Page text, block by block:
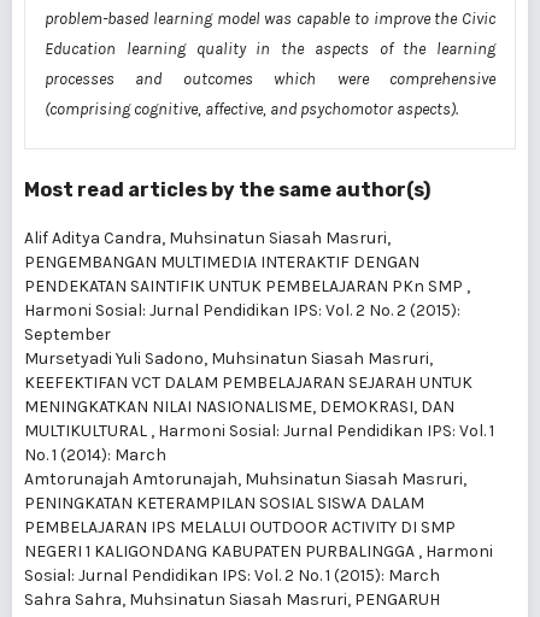
problem-based learning model was capable to improve the Civic
Education learning quality in the aspects of the learning
processes
and outcomes which were
comprehensive
(comprising cognitive, affective, and psychomotor aspects).
Most read articles by the same author(s)
Alif Aditya Candra, Muhsinatun Siasah Masruri,
PENGEMBANGAN MULTIMEDIA INTERAKTIF DENGAN
PENDEKATAN SAINTIFIK UNTUK PEMBELAJARAN PKn SMP ,
Harmoni Sosial: Jurnal Pendidikan IPS: Vol. 2 No. 2 (2015):
September
Mursetyadi Yuli Sadono, Muhsinatun Siasah Masruri,
KEEFEKTIFAN VCT DALAM PEMBELAJARAN SEJARAH UNTUK
MENINGKATKAN NILAI NASIONALISME, DEMOKRASI, DAN
MULTIKULTURAL , Harmoni Sosial: Jurnal Pendidikan IPS: Vol. 1
No. 1 (2014): March
Amtorunajah Amtorunajah, Muhsinatun Siasah Masruri,
PENINGKATAN KETERAMPILAN SOSIAL SISWA DALAM
PEMBELAJARAN IPS MELALUI OUTDOOR ACTIVITY DI SMP
NEGERI 1 KALIGONDANG KABUPATEN PURBALINGGA , Harmoni
Sosial: Jurnal Pendidikan IPS: Vol. 2 No. 1 (2015): March
Sahra Sahra, Muhsinatun Siasah Masruri, PENGARUH